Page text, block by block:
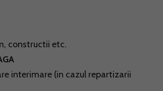
constructii etc.
interimare (in cazul repartizarii